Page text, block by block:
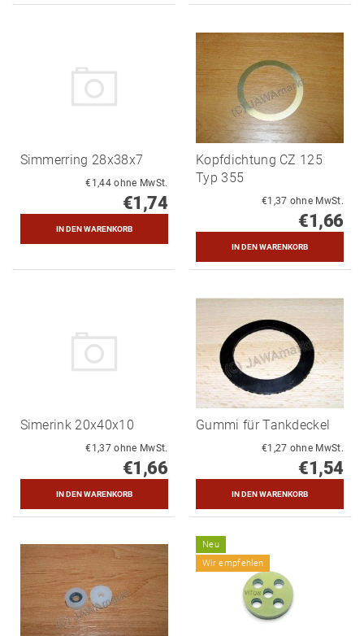
Simmerring 28x38x7
€1,44 ohne MwSt.
€1,74
Kopfdichtung CZ 125
Typ 355
€1,37 ohne MwSt.
€1,66
Simerink 20x40x10
€1,37 ohne MwSt.
€1,66
Gummi für Tankdeckel
€1,27 ohne MwSt.
€1,54
Neu
Wir empfehlen